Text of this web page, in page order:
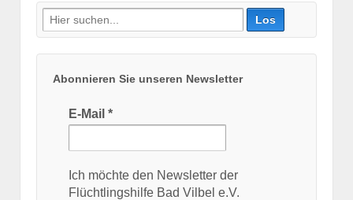
Suche
nach:
Abonnieren Sie unseren Newsletter
E-Mail *
Ich möchte den Newsletter der
Flüchtlingshilfe Bad Vilbel e.V.